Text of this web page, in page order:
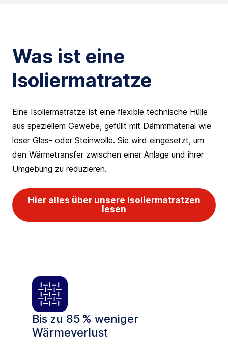
Was ist eine
Isoliermatratze
Eine Isoliermatratze ist eine flexible technische Hülle
aus speziellem Gewebe, gefüllt mit Dämmmaterial wie
loser Glas- oder Steinwolle. Sie wird eingesetzt, um
den Wärmetransfer zwischen einer Anlage und ihrer
Umgebung zu reduzieren.
Hier alles über unsere Isoliermatratzen
lesen
Bis zu 85 % weniger
Wärmeverlust